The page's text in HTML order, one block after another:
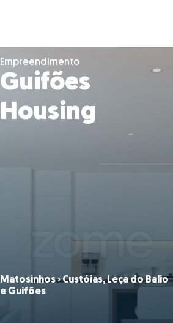
Empreendimento
Guifões
Housing
Matosinhos › Custóias, Leça do Balio
e Guifões